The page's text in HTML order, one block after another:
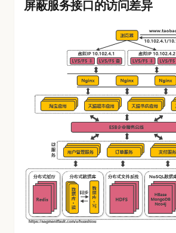
屏蔽服务接口的访问差异